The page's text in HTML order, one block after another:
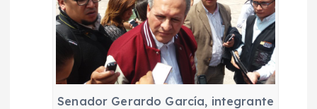
Senador Gerardo García, integrante